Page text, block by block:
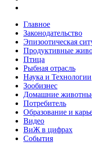
Главное
Законодательство
Эпизоотическая
Продуктивные
Птица
Рыбная отрасль
Наука и Технологии
Зообизнес
Домашние
Потребитель
Образование и
Видео
ВиЖ в цифрах
События